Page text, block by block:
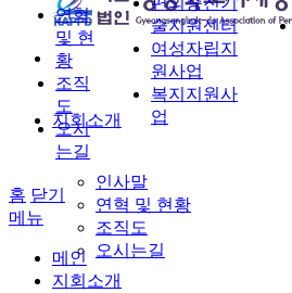
지회소개
인사말
연혁 및 현황
조직도
오시는길
연혁
및 현
황
조직
도
오시
는길
술지원센터
여성자립지
원사업
복지지원사
업
홈 닫기
메뉴
메인
지회소개